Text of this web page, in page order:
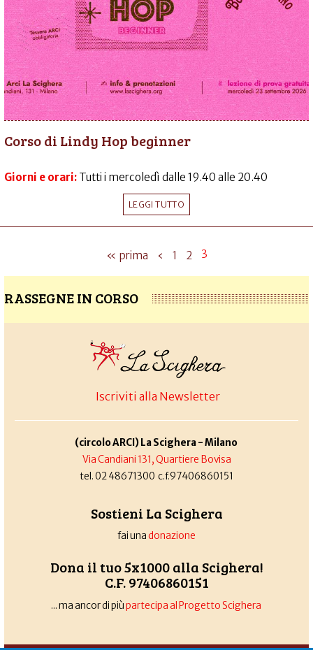
Corso di Lindy Hop beginner
Giorni e orari: Tutti i mercoledì dalle 19.40 alle 20.40
LEGGI TUTTO
« prima ‹ 1 2 3
RASSEGNE IN CORSO
Iscriviti alla Newsletter
(circolo ARCI) La Scighera - Milano
Via Candiani 131, Quartiere Bovisa
tel. 02 48671300 c.f.97406860151
Sostieni La Scighera
fai unadonazione
Dona il tuo 5x1000 alla Scighera!
C.F. 97406860151
... ma ancor di piùpartecipa al Progetto Scighera